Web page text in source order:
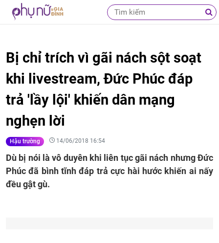
Bị chỉ trích vì gãi nách sột soạt
khi livestream, Đức Phúc đáp
trả 'lầy lội' khiến dân mạng
nghẹn lời
Hậu trường 14/06/2018 16:54
Dù bị nói là vô duyên khi liên tục gãi nách nhưng Đức
Phúc đã bình tĩnh đáp trả cực hài hước khiến ai nấy
đều gật gù.